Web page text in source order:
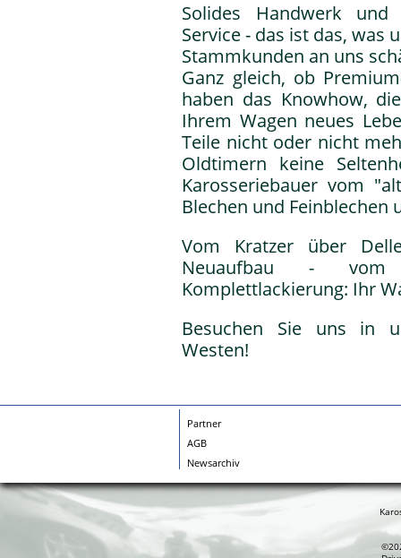
Solides Handwerk und
Service - das ist das, was
Stammkunden an uns
Ganz gleich, ob
haben das Knowhow,
Ihrem Wagen neues
Teile nicht oder nicht
Oldtimern keine
Karosseriebauer vom
Blechen und Feinblechen
Vom Kratzer über
Neuaufbau - vom
Komplettlackierung: Ihr
Besuchen Sie uns in
Westen!
Partner
AGB
Newsarchiv